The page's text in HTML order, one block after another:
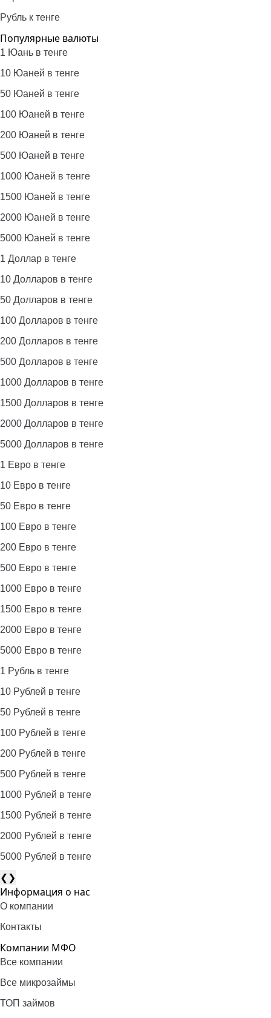
Рубль к тенге
Популярные валюты
1 Юань в тенге
10 Юаней в тенге
50 Юаней в тенге
100 Юаней в тенге
200 Юаней в тенге
500 Юаней в тенге
1000 Юаней в тенге
1500 Юаней в тенге
2000 Юаней в тенге
5000 Юаней в тенге
1 Доллар в тенге
10 Долларов в тенге
50 Долларов в тенге
100 Долларов в тенге
200 Долларов в тенге
500 Долларов в тенге
1000 Долларов в тенге
1500 Долларов в тенге
2000 Долларов в тенге
5000 Долларов в тенге
1 Евро в тенге
10 Евро в тенге
50 Евро в тенге
100 Евро в тенге
200 Евро в тенге
500 Евро в тенге
1000 Евро в тенге
1500 Евро в тенге
2000 Евро в тенге
5000 Евро в тенге
1 Рубль в тенге
10 Рублей в тенге
50 Рублей в тенге
100 Рублей в тенге
200 Рублей в тенге
500 Рублей в тенге
1000 Рублей в тенге
1500 Рублей в тенге
2000 Рублей в тенге
5000 Рублей в тенге
❮❯
Информация о нас
О компании
Контакты
Компании МФО
Все компании
Все микрозаймы
ТОП займов